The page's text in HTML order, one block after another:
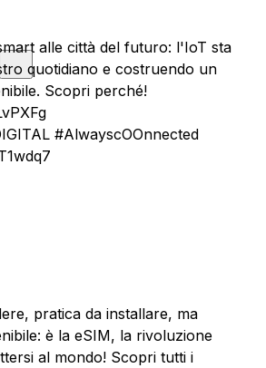
alle città del futuro: l'IoT sta
quotidiano e costruendo un
Scopri perché!
#AlwayscOOnnected
pratica da installare, ma
è la eSIM, la rivoluzione
al mondo! Scopri tutti i